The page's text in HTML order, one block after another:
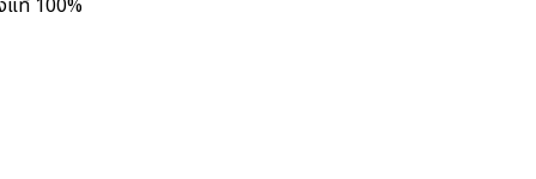
แท้ 100%